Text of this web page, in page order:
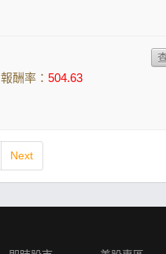
報酬率： 504.63
Next